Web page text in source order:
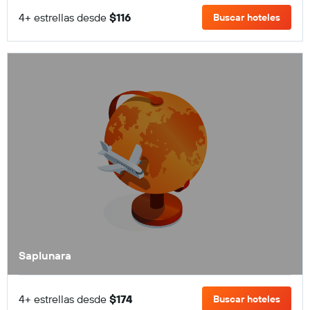
4+ estrellas desde $116 Buscar hoteles
Saplunara
4+ estrellas desde $174 Buscar hoteles